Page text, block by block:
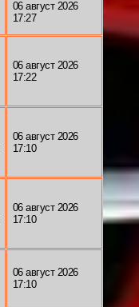
06 август 2026
17:27
06 август 2026
17:22
06 август 2026
17:10
06 август 2026
17:10
06 август 2026
17:10